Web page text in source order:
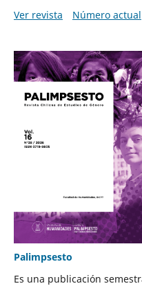
Ver revista
Número actual
Palimpsesto
Es una publicación